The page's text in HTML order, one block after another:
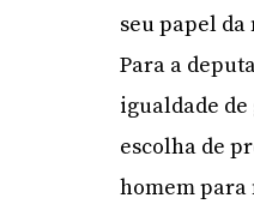
seu papel
Para a
igualdade
escolha de
homem para